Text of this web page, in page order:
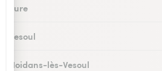
à Lure
à Vesoul
à Noidans-lès-Vesoul